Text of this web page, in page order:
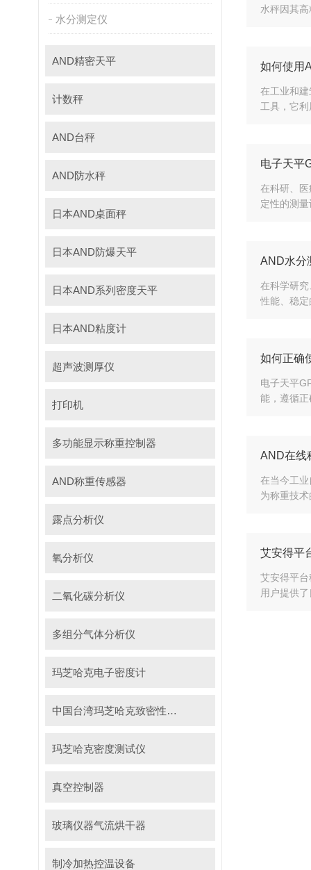
水分测定仪
AND精密天平
计数秤
AND台秤
AND防水秤
日本AND桌面秤
日本AND防爆天平
日本AND系列密度天平
日本AND粘度计
超声波测厚仪
打印机
多功能显示称重控制器
AND称重传感器
露点分析仪
氧分析仪
二氧化碳分析仪
多组分气体分析仪
玛芝哈克电子密度计
中国台湾玛芝哈克致密性材料密度测试仪
玛芝哈克密度测试仪
真空控制器
玻璃仪器气流烘干器
制冷加热控温设备
水秤因其
如何使用
在工业和
工具，它
电子天平
在科研、
定性的测
AND水分
在科学研
性能、稳
如何正确
电子天平
能，遵循
AND在线
在当今工
为称重技
艾安得平
艾安得平
用户提供